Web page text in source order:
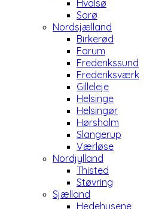
Hvalsø
Sorø
Nordsjælland
Birkerød
Farum
Frederikssund
Frederiksværk
Gilleleje
Helsinge
Helsingør
Hørsholm
Slangerup
Værløse
Nordjylland
Thisted
Støvring
Sjælland
Hedehusene